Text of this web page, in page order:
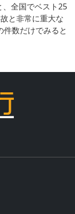
全国でベスト25
と非常に重大な
数だけでみると